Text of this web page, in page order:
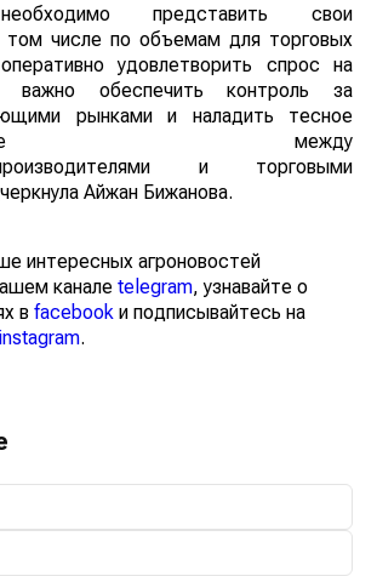
представить свои
том числе по объемам для торговых
удовлетворить спрос на
важно обеспечить контроль за
рынками и наладить тесное
между
и торговыми
Айжан Бижанова.
интересных агроновостей
каналеtelegram , узнавайте о
вfacebook и подписывайтесь на
instagram